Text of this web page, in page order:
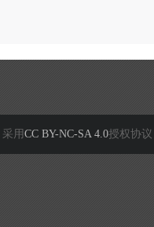
采用 CC BY-NC-SA 4.0授权协